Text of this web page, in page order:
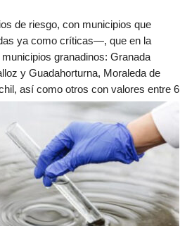
de riesgo, con municipios que
ya como críticas—, que en la
granadinos: Granada
y Guadahorturna, Moraleda de
así como otros con valores entre 6